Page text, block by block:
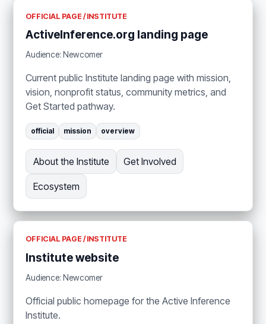
OFFICIAL PAGE / INSTITUTE
ActiveInference.org landing page
Audience: Newcomer
Current public Institute landing page with mission,
vision, nonprofit status, community metrics, and
Get Started pathway.
official mission overview
About the Institute Get Involved
Ecosystem
OFFICIAL PAGE / INSTITUTE
Institute website
Audience: Newcomer
Official public homepage for the Active Inference
Institute.